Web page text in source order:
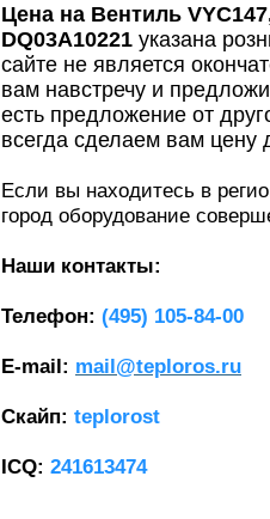
Цена на Вентиль
DQ03A10221 указана
сайте не является
вам навстречу и
есть предложение от
всегда сделаем вам цену
Если вы находитесь в
город оборудование
Наши контакты:
Телефон: (495) 105-84-00
E-mail: mail@teploros.ru
Скайп: teplorost
ICQ: 241613474